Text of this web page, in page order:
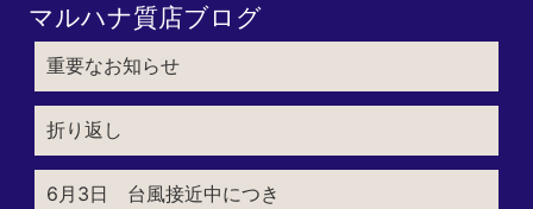
マルハナ質店ブログ
重要なお知らせ
折り返し
6月3日 台風接近中につき